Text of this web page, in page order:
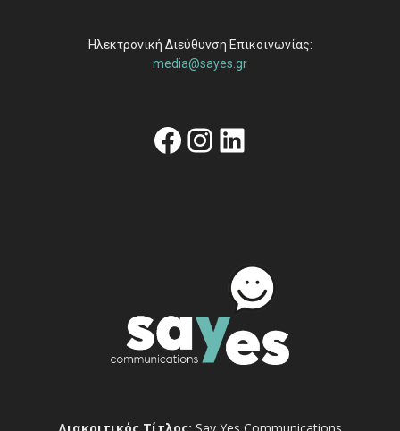
Ηλεκτρονική Διεύθυνση Επικοινωνίας:
media@sayes.gr
Facebook
Instagram
Linkedin